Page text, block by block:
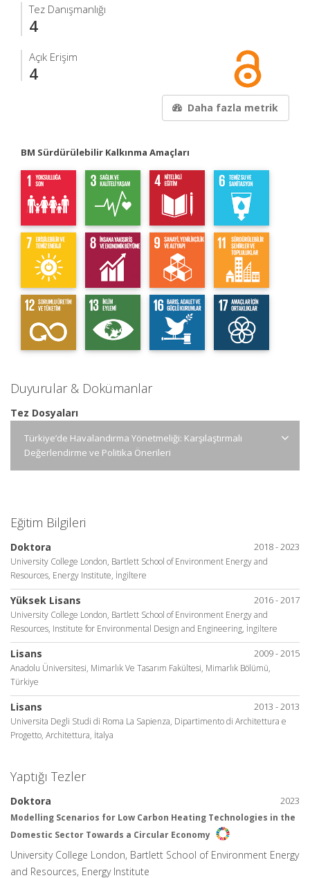
Tez Danışmanlığı
4
Açık Erişim
4
Daha fazla metrik
BM Sürdürülebilir Kalkınma Amaçları
Duyurular & Dokümanlar
Tez Dosyaları
Türkiye’de Havalandırma Yönetmeliği: Karşılaştırmalı
Değerlendirme ve Politika Önerileri
Eğitim Bilgileri
2018 - 2023
Doktora
University College London, Bartlett School of Environment Energy and
Resources, Energy Institute, İngiltere
2016 - 2017
Yüksek Lisans
University College London, Bartlett School of Environment Energy and
Resources, Institute for Environmental Design and Engineering, İngiltere
2009 - 2015
Lisans
Anadolu Üniversitesi, Mimarlık Ve Tasarım Fakültesi, Mimarlık Bölümü,
Türkiye
2013 - 2013
Lisans
Universita Degli Studi di Roma La Sapienza, Dipartimento di Architettura e
Progetto, Architettura, İtalya
Yaptığı Tezler
2023
Doktora
Modelling Scenarios for Low Carbon Heating Technologies in the
Domestic Sector Towards a Circular Economy
University College London, Bartlett School of Environment Energy
and Resources, Energy Institute